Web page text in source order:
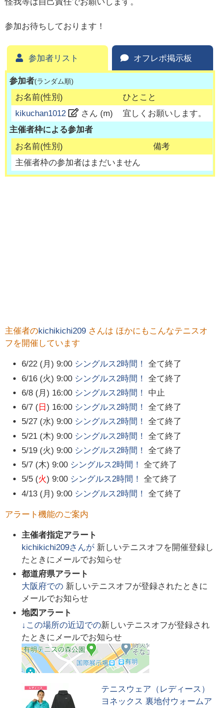
参加お待ちしております！
参加者リスト オフレポ掲示板
参加者(ランダム順)
お名前(性別)
ひとこと
kikuchan1012
さん (m)
宜しくお願いします。
主催者枠による参加者
お名前(性別)
備考
主催者枠の参加者はまだいません
主催者のkichikichi209 さんは ほかにもこんなテニスオ
フを開催しています
6/22 (月) 9:00 シングルス2時間！
全て終了
6/16 (火) 9:00 シングルス2時間！
全て終了
6/8 (月) 16:00 シングルス2時間！
中止
6/7 ( 日) 16:00 シングルス2時間！
全て終了
5/27 (水) 9:00 シングルス2時間！
全て終了
5/21 (木) 9:00 シングルス2時間！
全て終了
5/19 (火) 9:00 シングルス2時間！
全て終了
5/7 (木) 9:00 シングルス2時間！
全て終了
5/5 (火) 9:00 シングルス2時間！
全て終了
4/13 (月) 9:00 シングルス2時間！ 全て終了
アラート機能のご案内
主催者指定アラート
kichikichi209さんが 新しいテニスオフを開催登録し
たときにメールでお知らせ
都道府県アラート
大阪府での 新しいテニスオフが登録されたときに
メールでお知らせ
地図アラート
↓この場所の近辺での新しいテニスオフが登録され
たときにメールでお知らせ
テニスウェア（レディース）
ヨネックス 裏地付ウォームア